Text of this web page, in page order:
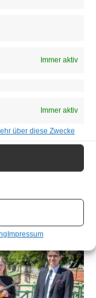
Immer aktiv
Immer aktiv
über diese Zwecke
Impressum